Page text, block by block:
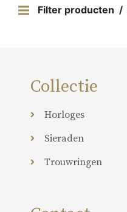
Filter producten
Collectie
Horloges
Sieraden
Trouwringen